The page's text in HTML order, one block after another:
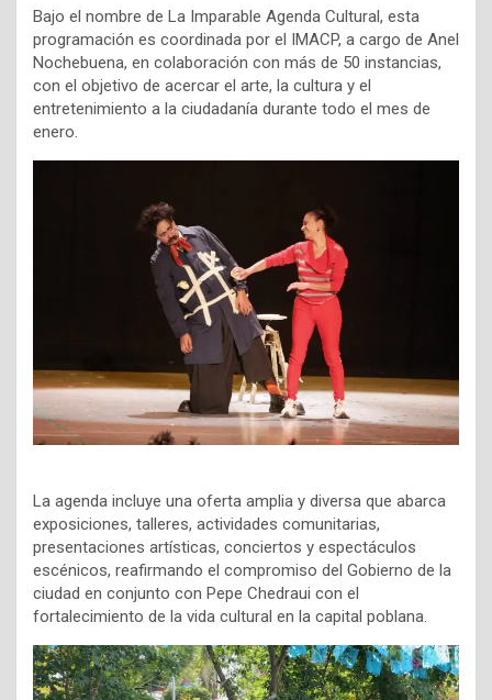
Bajo el nombre de La Imparable Agenda Cultural, esta
programación es coordinada por el IMACP, a cargo de Anel
Nochebuena, en colaboración con más de 50 instancias,
con el objetivo de acercar el arte, la cultura y el
entretenimiento a la ciudadanía durante todo el mes de
enero.
La agenda incluye una oferta amplia y diversa que abarca
exposiciones, talleres, actividades comunitarias,
presentaciones artísticas, conciertos y espectáculos
escénicos, reafirmando el compromiso del Gobierno de la
ciudad en conjunto con Pepe Chedraui con el
fortalecimiento de la vida cultural en la capital poblana.